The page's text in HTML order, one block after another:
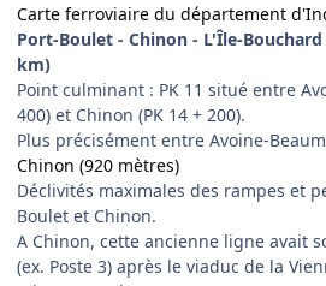
Carte ferroviaire du département
Port-Boulet - Chinon - L'Île-
km)
Point culminant : PK 11 situé entre
400) et Chinon (PK 14 + 200).
Plus précisément entre Avoine-
Chinon (920 mètres)
Déclivités maximales des rampes et
Boulet et Chinon.
A Chinon, cette ancienne ligne avait
(ex. Poste 3) après le viaduc de la